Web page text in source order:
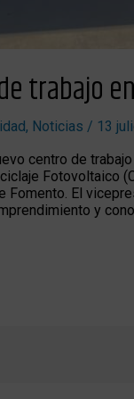
trabajo
, Noticias / 13
centro de
Fotovoltaico
Fomento. El
y